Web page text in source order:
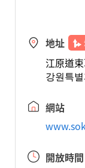
地址
江原道
강원특
網站
開放時間